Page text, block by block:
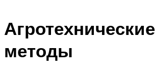
Агротехнические
методы